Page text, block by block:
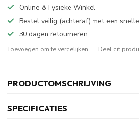
Online & Fysieke Winkel
Bestel veilig (achteraf) met een
30 dagen retourneren
Toevoegen om te vergelijken Deel dit
PRODUCTOMSCHRIJVING
SPECIFICATIES